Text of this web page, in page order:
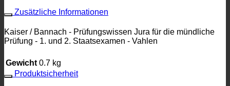
Zusätzliche Informationen
Kaiser / Bannach - Prüfungswissen Jura für die mündliche
Prüfung - 1. und 2. Staatsexamen - Vahlen
Gewicht 0.7 kg
Produktsicherheit